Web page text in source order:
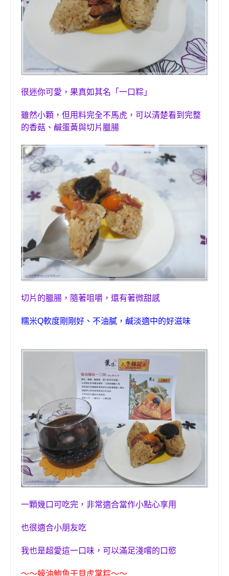
很迷你可愛，果真如其名「一口粽」
雖然小顆，但用料完全不馬虎， 可以清楚看到完整
的香菇、 鹹蛋黃與切片臘腸
切片的臘腸 ， 隨著咀嚼 ， 還有著微甜感
糯米Q軟度剛剛好、不油膩，鹹淡適中的好滋味
一顆幾口可吃完，非常適合當作小點心享用
也很適合小朋友吃
我也是超愛這一口味，可以滿足淺嚐的口慾
～～蠔油鮑魚干貝虎掌粽～～